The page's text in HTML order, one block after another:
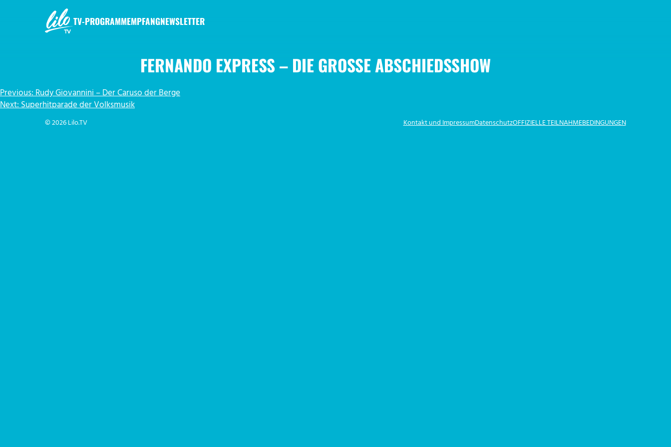
TV-PROGRAMMEMPFANGNEWSLETTER
FERNANDO EXPRESS – DIE GROSSE ABSCHIEDSSHOW
BEITRAGSNAVIGATION
Previous:Rudy Giovannini – Der Caruso der Berge
Next:Superhitparade der Volksmusik
© 2026 Lilo.TV Kontakt und ImpressumDatenschutzOFFIZIELLE TEILNAHMEBEDINGUNGEN